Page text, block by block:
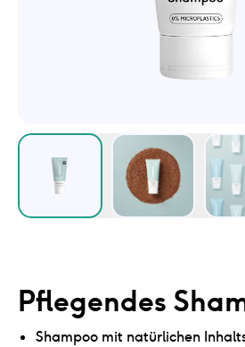
Pflegendes
Shampoo mit natürlichen